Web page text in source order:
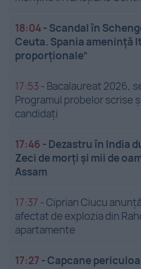
18:04- Scandal în
Ceuta. Spania amenință
proporționale”
17:53 - Bacalaureat 2026,
Programul probelor scrise
candidați
17:46 - Dezastru în India
Zeci de morți și mii de
Assam
17:37 -Ciprian Ciucu
afectat de explozia din
apartamente
17:27 -Capcane